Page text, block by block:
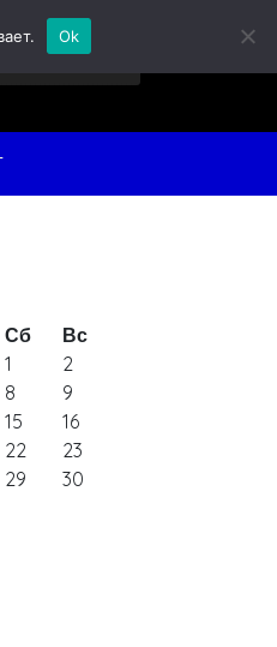
Сб
Вс
1
2
8
9
15
16
22
23
29
30
Ok